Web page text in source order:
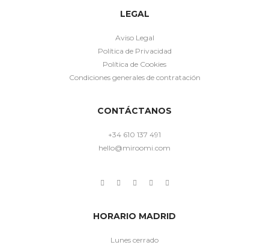
LEGAL
Aviso Legal
Política de Privacidad
Política de Cookies
Condiciones generales de contratación
CONTÁCTANOS
+34 610 137 491
hello@miroomi.com
HORARIO MADRID
Lunes cerrado